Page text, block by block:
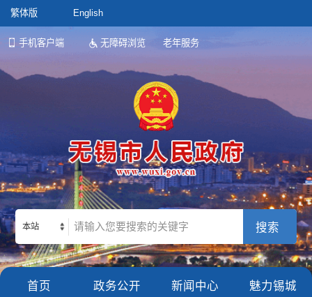
繁体版 English
手机客户端 无障碍浏览 老年服务
本站
首页 政务公开 新闻中心 魅力锡城